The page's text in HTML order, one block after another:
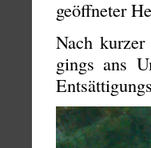
geöffneter
Nach
gings ans